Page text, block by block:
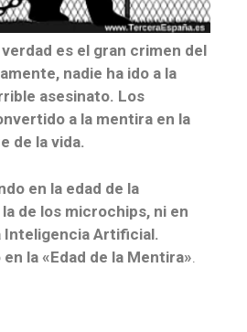
es el gran crimen del
nadie ha ido a la
asesinato. Los
a la mentira en la
de la vida.
en la edad de la
de los microchips, ni en
Inteligencia Artificial.
la «Edad de la Mentira»